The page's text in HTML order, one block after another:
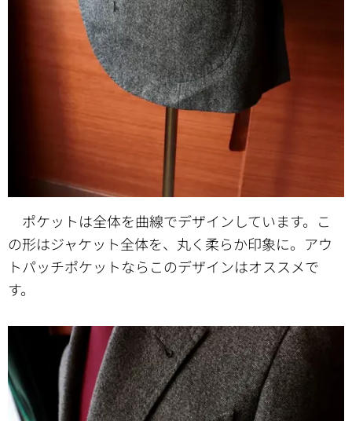
ポケットは全体を曲線でデザインしています。こ
の形はジャケット全体を、丸く柔らか印象に。アウ
トパッチポケットならこのデザインはオススメで
す。